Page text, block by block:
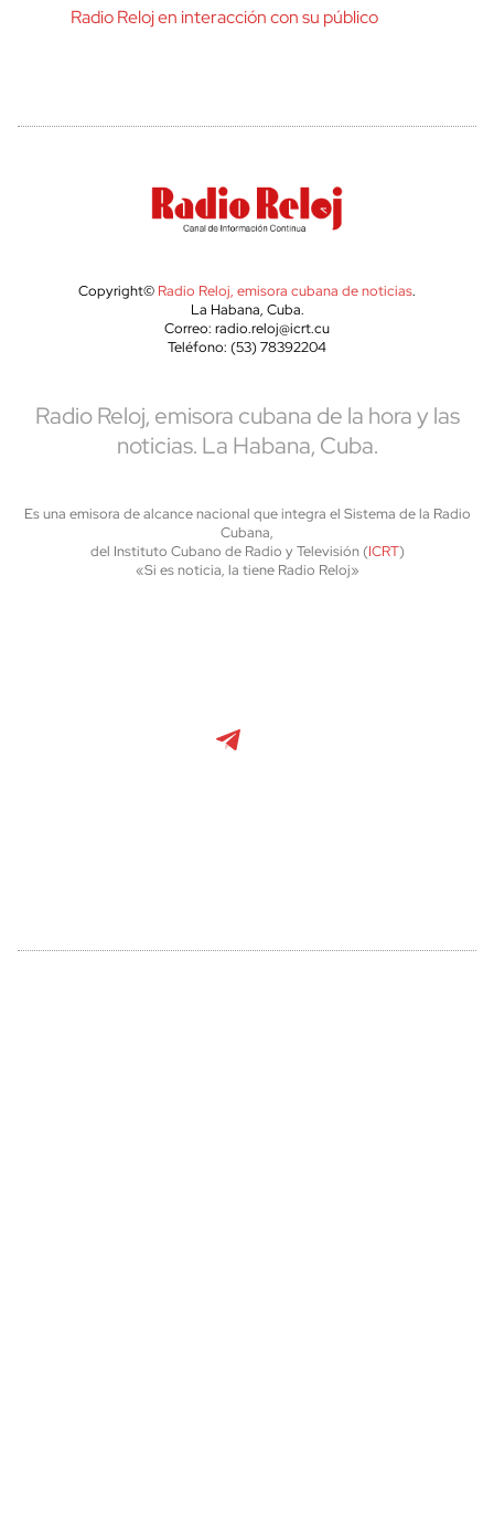
Radio Reloj en interacción con su público
Copyright© Radio Reloj, emisora cubana de noticias.
La Habana, Cuba.
Correo: radio.reloj@icrt.cu
Teléfono: (53) 78392204
Radio Reloj, emisora cubana de la hora y las
noticias. La Habana, Cuba.
Es una emisora de alcance nacional que integra el Sistema de la Radio
Cubana,
del Instituto Cubano de Radio y Televisión (ICRT)
«Si es noticia, la tiene Radio Reloj»